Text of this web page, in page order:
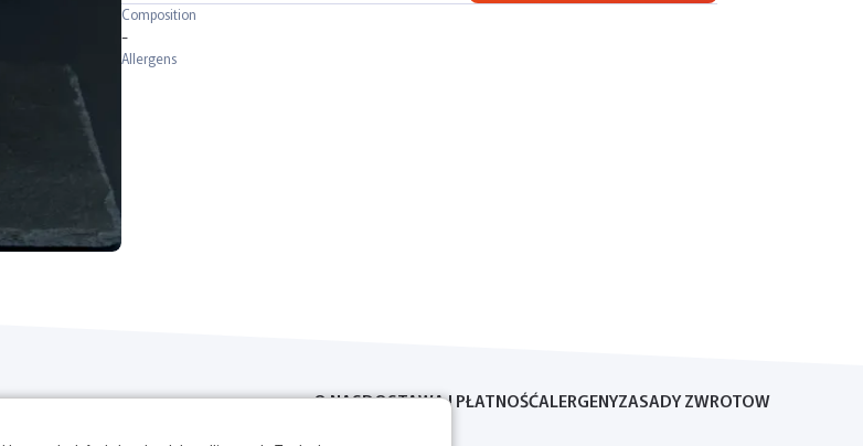
Composition
-
Allergens
O NASDOSTAWA I PŁATNOŚĆALERGENYZASADY ZWROTOW